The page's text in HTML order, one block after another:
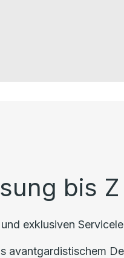
bis
exklusiven
avantgardistischem